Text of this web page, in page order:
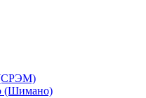
(СРЭМ)
(Шимано)